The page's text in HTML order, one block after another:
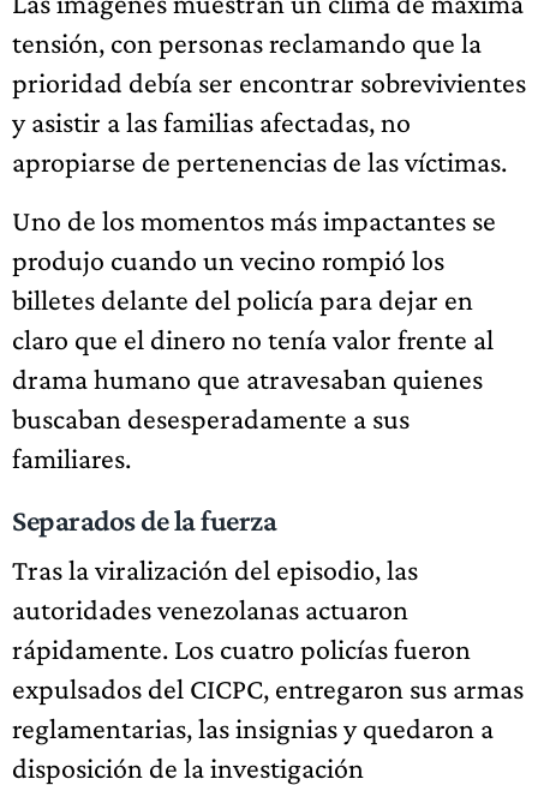
tensión, con personas reclamando que la
prioridad debía ser encontrar sobrevivientes
y asistir a las familias afectadas, no
apropiarse de pertenencias de las víctimas.
Uno de los momentos más impactantes se
produjo cuando un vecino rompió los
billetes delante del policía para dejar en
claro que el dinero no tenía valor frente al
drama humano que atravesaban quienes
buscaban desesperadamente a sus
familiares.
Separados de la fuerza
Tras la viralización del episodio, las
autoridades venezolanas actuaron
rápidamente. Los cuatro policías fueron
expulsados del CICPC, entregaron sus armas
reglamentarias, las insignias y quedaron a
disposición de la investigación